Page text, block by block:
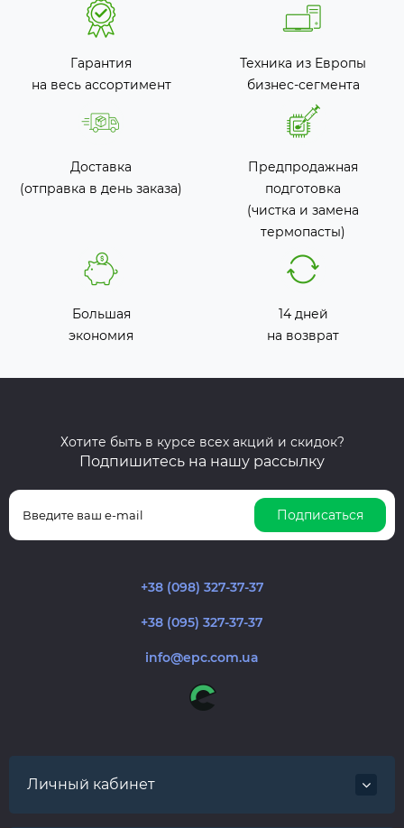
Гарантия
на весь ассортимент
Техника из Европы
бизнес-сегмента
Доставка
(отправка в день заказа)
Предпродажная
подготовка
(чистка и замена
термопасты)
Большая
экономия
14 дней
на возврат
Хотите быть в курсе всех акций и скидок?
Подпишитесь на нашу рассылку
Подписаться
+38 (098) 327-37-37
+38 (095) 327-37-37
info@epc.com.ua
Личный кабинет